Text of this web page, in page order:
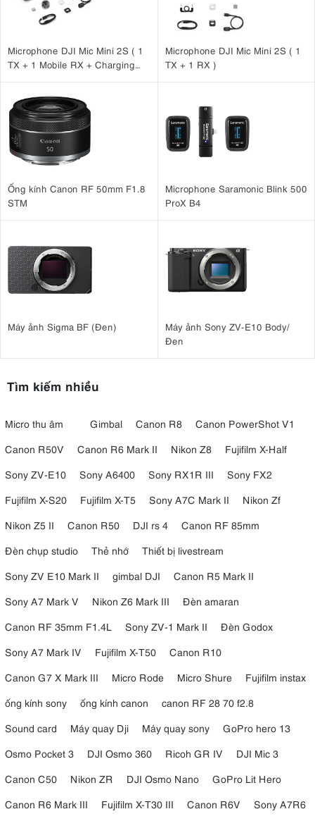
Microphone DJI Mic Mini 2S ( 1
TX + 1 Mobile RX + Charging
Microphone DJI Mic Mini 2S ( 1
TX + 1 RX )
Ống kính Canon RF 50mm F1.8
STM
Microphone Saramonic Blink 500
ProX B4
Máy ảnh Sigma BF (Đen)
Máy ảnh Sony ZV-E10 Body/
Đen
Tìm kiếm nhiều
Micro thu âm Gimbal Canon R8
Canon PowerShot V1
Canon R50V
Canon R6 Mark II Nikon Z8
Fujifilm X-Half
Sony ZV-E10
Sony A6400 Sony RX1R III
Sony FX2
Fujifilm X-S20
Fujifilm X-T5 Sony A7C Mark II
Nikon Zf
Nikon Z5 II
Canon R50 DJI rs 4
Canon RF 85mm
Đèn chụp studio
Thẻ nhớ
Thiết bị livestream
Sony ZV E10 Mark II
gimbal DJI
Canon R5 Mark II
Sony A7 Mark V
Nikon Z6 Mark III
Đèn amaran
Canon RF 35mm F1.4L
Sony ZV-1 Mark II
Đèn Godox
Sony A7 Mark IV
Fujifilm X-T50
Canon R10
Canon G7 X Mark III
Micro Rode Micro Shure
Fujifilm instax
ống kính sony
ống kính canon
canon RF 28 70 f2.8
Sound card
Máy quay Dji Máy quay sony
GoPro hero 13
Osmo Pocket 3
DJI Osmo 360 Ricoh GR IV
DJI Mic 3
Canon C50
Nikon ZR DJI Osmo Nano
GoPro Lit Hero
Canon R6 Mark III
Fujifilm X-T30 III Canon R6V
Sony A7R6